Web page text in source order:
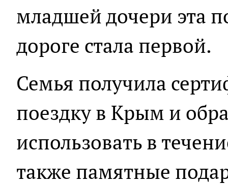
младшей дочери эта
дороге стала первой.
Семья получила
поездку в Крым и
использовать в
также памятные